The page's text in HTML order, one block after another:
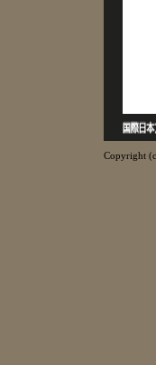
Copyright